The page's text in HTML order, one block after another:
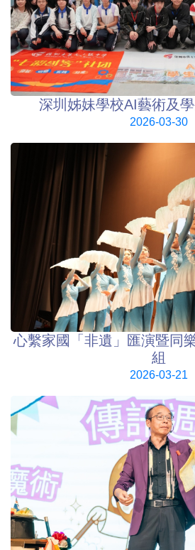
深圳姊妹學校AI藝術及
2026-03-30
心繫家國「非遺」匯演暨同
組
2026-03-21